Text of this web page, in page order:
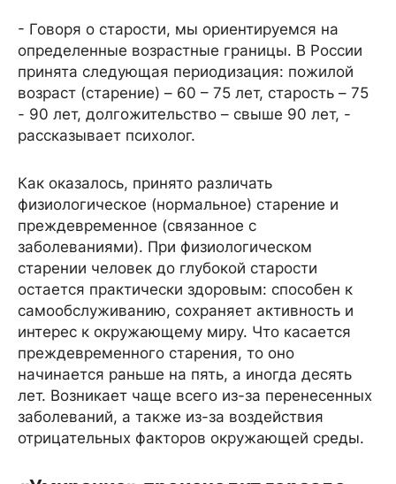
- Говоря о старости, мы ориентируемся на
определенные возрастные границы. В России
принята следующая периодизация: пожилой
возраст (старение) – 60 – 75 лет, старость – 75
- 90 лет, долгожительство – свыше 90 лет, -
рассказывает психолог.
Как оказалось, принято различать
физиологическое (нормальное) старение и
преждевременное (связанное с
заболеваниями). При физиологическом
старении человек до глубокой старости
остается практически здоровым: способен к
самообслуживанию, сохраняет активность и
интерес к окружающему миру. Что касается
преждевременного старения, то оно
начинается раньше на пять, а иногда десять
лет. Возникает чаще всего из-за перенесенных
заболеваний, а также из-за воздействия
отрицательных факторов окружающей среды.